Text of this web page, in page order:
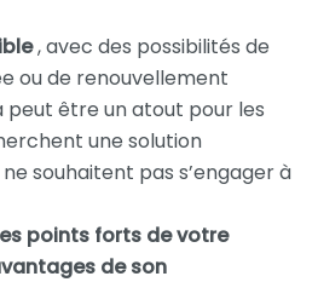
, avec des possibilités de
ou de renouvellement
peut être un atout pour les
une solution
souhaitent pas s’engager à
points forts de votre
de son